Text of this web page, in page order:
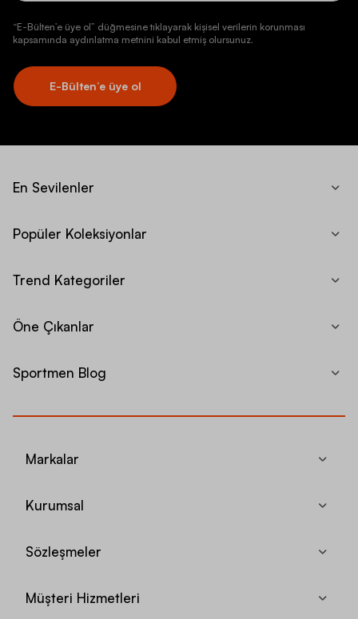
“E-Bülten’e üye ol” düğmesine tıklayarak kişisel verilerin korunması
kapsamında aydınlatma metnini kabul etmiş olursunuz.
E-Bülten’e üye ol
En Sevilenler
Popüler Koleksiyonlar
Trend Kategoriler
Öne Çıkanlar
Sportmen Blog
Markalar
Kurumsal
Sözleşmeler
Müşteri Hizmetleri